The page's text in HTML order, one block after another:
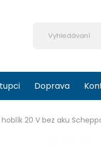
Doprava
hoblík 20 V bez aku